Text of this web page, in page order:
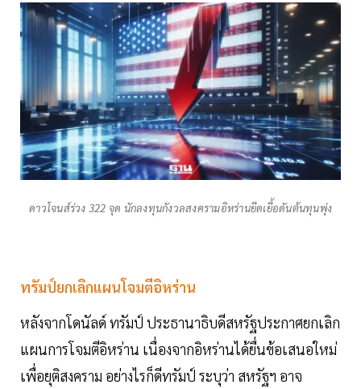
ดาวโจนส์ร่วง 322 จุด นักลงทุนกังวลสงครามอิหร่านยืดเยื้อดันต้นทุนพุ่ง
ทรัมป์ยกเลิกแผนโจมตีอิหร่าน
หลังจากโดนัลด์ ทรัมป์ ประธานาธิบดีสหรัฐประกาศยกเลิก
แผนการโจมตีอิหร่าน เนื่องจากอิหร่านได้ยื่นข้อเสนอใหม่
เพื่อยุติสงคราม อย่างไรก็ดีทรัมป์ ระบุว่า สหรัฐฯ อาจ